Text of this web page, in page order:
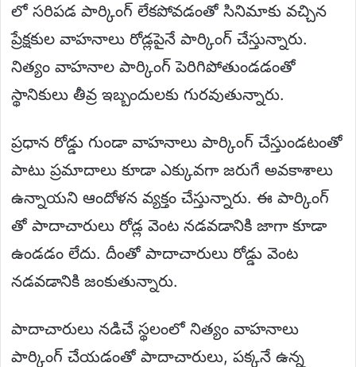
లో సరిపడ పార్కింగ్ లేకపోవడంతో సినిమాకు వచ్చిన
ప్రేక్షకుల వాహనాలు రోడ్లపైనే పార్కింగ్ చేస్తున్నారు.
నిత్యం వాహనాల పార్కింగ్ పెరిగిపోతుండడంతో
స్థానికులు తీవ్ర ఇబ్బందులకు గురవుతున్నారు.
ప్రధాన రోడ్డు గుండా వాహనాలు పార్కింగ్‌ చేస్తుండటంతో
పాటు ప్రమాదాలు కూడా ఎక్కువగా జరుగే అవకాశాలు
ఉన్నాయని ఆందోళన వ్యక్తం చేస్తున్నారు. ఈ పార్కింగ్
తో పాదాచారులు రోడ్ల వెంట నడవడానికి జాగా కూడా
ఉండడం లేదు. దీంతో పాదాచారులు రోడ్డు వెంట
నడవడానికి జంకుతున్నారు.
పాదాచారులు నడిచే స్థలంలో నిత్యం వాహనాలు
పార్కింగ్ చేయడంతో పాదాచారులు, పక్కనే ఉన్న